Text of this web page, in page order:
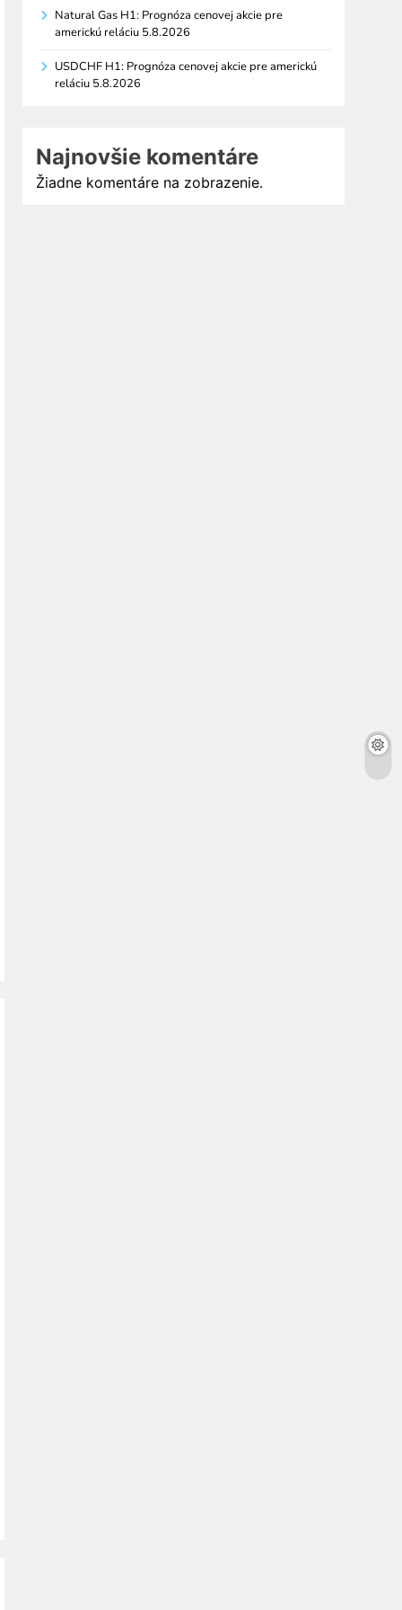
Natural Gas H1: Prognóza cenovej akcie pre
americkú reláciu 5.8.2026
USDCHF H1: Prognóza cenovej akcie pre americkú
reláciu 5.8.2026
Najnovšie komentáre
Žiadne komentáre na zobrazenie.